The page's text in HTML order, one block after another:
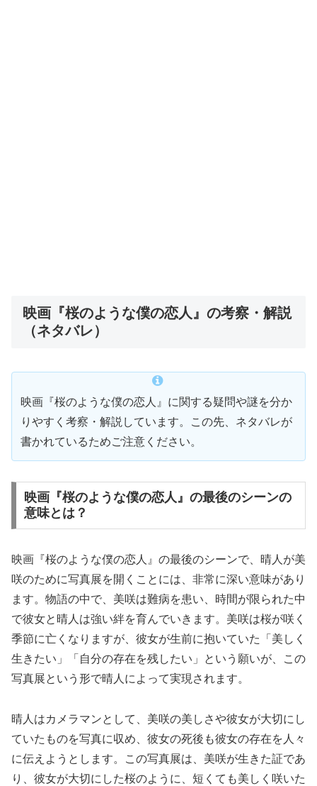
映画『桜のような僕の恋人』の考察・解説
（ネタバレ）
映画『桜のような僕の恋人』に関する疑問や謎を分か
りやすく考察・解説しています。この先、ネタバレが
書かれているためご注意ください。
映画『桜のような僕の恋人』の最後のシーンの
意味とは？
映画『桜のような僕の恋人』の最後のシーンで、晴人が美
咲のために写真展を開くことには、非常に深い意味があり
ます。物語の中で、美咲は難病を患い、時間が限られた中
で彼女と晴人は強い絆を育んでいきます。美咲は桜が咲く
季節に亡くなりますが、彼女が生前に抱いていた「美しく
生きたい」「自分の存在を残したい」という願いが、この
写真展という形で晴人によって実現されます。
晴人はカメラマンとして、美咲の美しさや彼女が大切にし
ていたものを写真に収め、彼女の死後も彼女の存在を人々
に伝えようとします。この写真展は、美咲が生きた証であ
り、彼女が大切にした桜のように、短くても美しく咲いた